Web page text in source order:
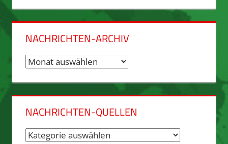
NACHRICHTEN-ARCHIV
Nachrichten-
NACHRICHTEN-QUELLEN
Nachrichten-